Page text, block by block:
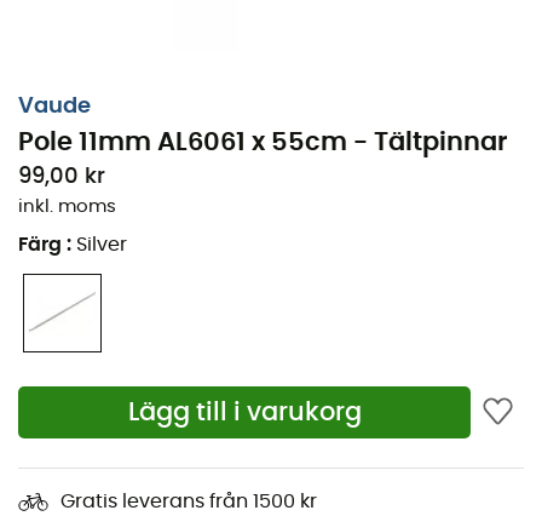
Vaude
Pole 11mm AL6061 x 55cm - Tältpinnar
99,00 kr
inkl. moms
Färg : Silver
Lägg till i varukorg
Gratis leverans från 1500 kr
Pole 11mm (AL6061) x 55cm, W/Insert är en reservdel
designad av märketVaude, idealisk för att ersätta en
trasig tältstomme. Pole 11mm (AL6061) x 55cm, W/Insert
passar för stommar med en diameter på 11 mm. Med